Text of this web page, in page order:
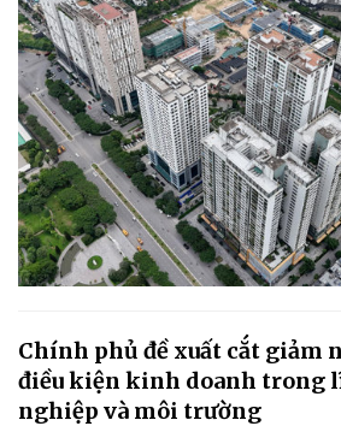
Chính phủ đề xuất cắt giảm
điều kiện kinh doanh trong
nghiệp và môi trường